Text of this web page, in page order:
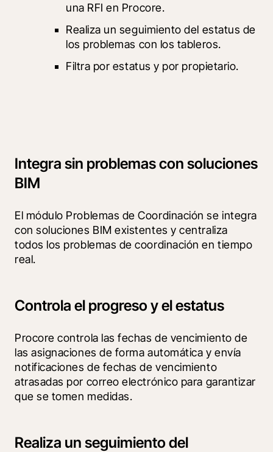
una RFI en Procore.
Realiza un seguimiento del estatus de
los problemas con los tableros.
Filtra por estatus y por propietario.
Integra sin problemas con soluciones
BIM
El módulo Problemas de Coordinación se integra
con soluciones BIM existentes y centraliza
todos los problemas de coordinación en tiempo
real.
Controla el progreso y el estatus
Procore controla las fechas de vencimiento de
las asignaciones de forma automática y envía
notificaciones de fechas de vencimiento
atrasadas por correo electrónico para garantizar
que se tomen medidas.
Realiza un seguimiento del